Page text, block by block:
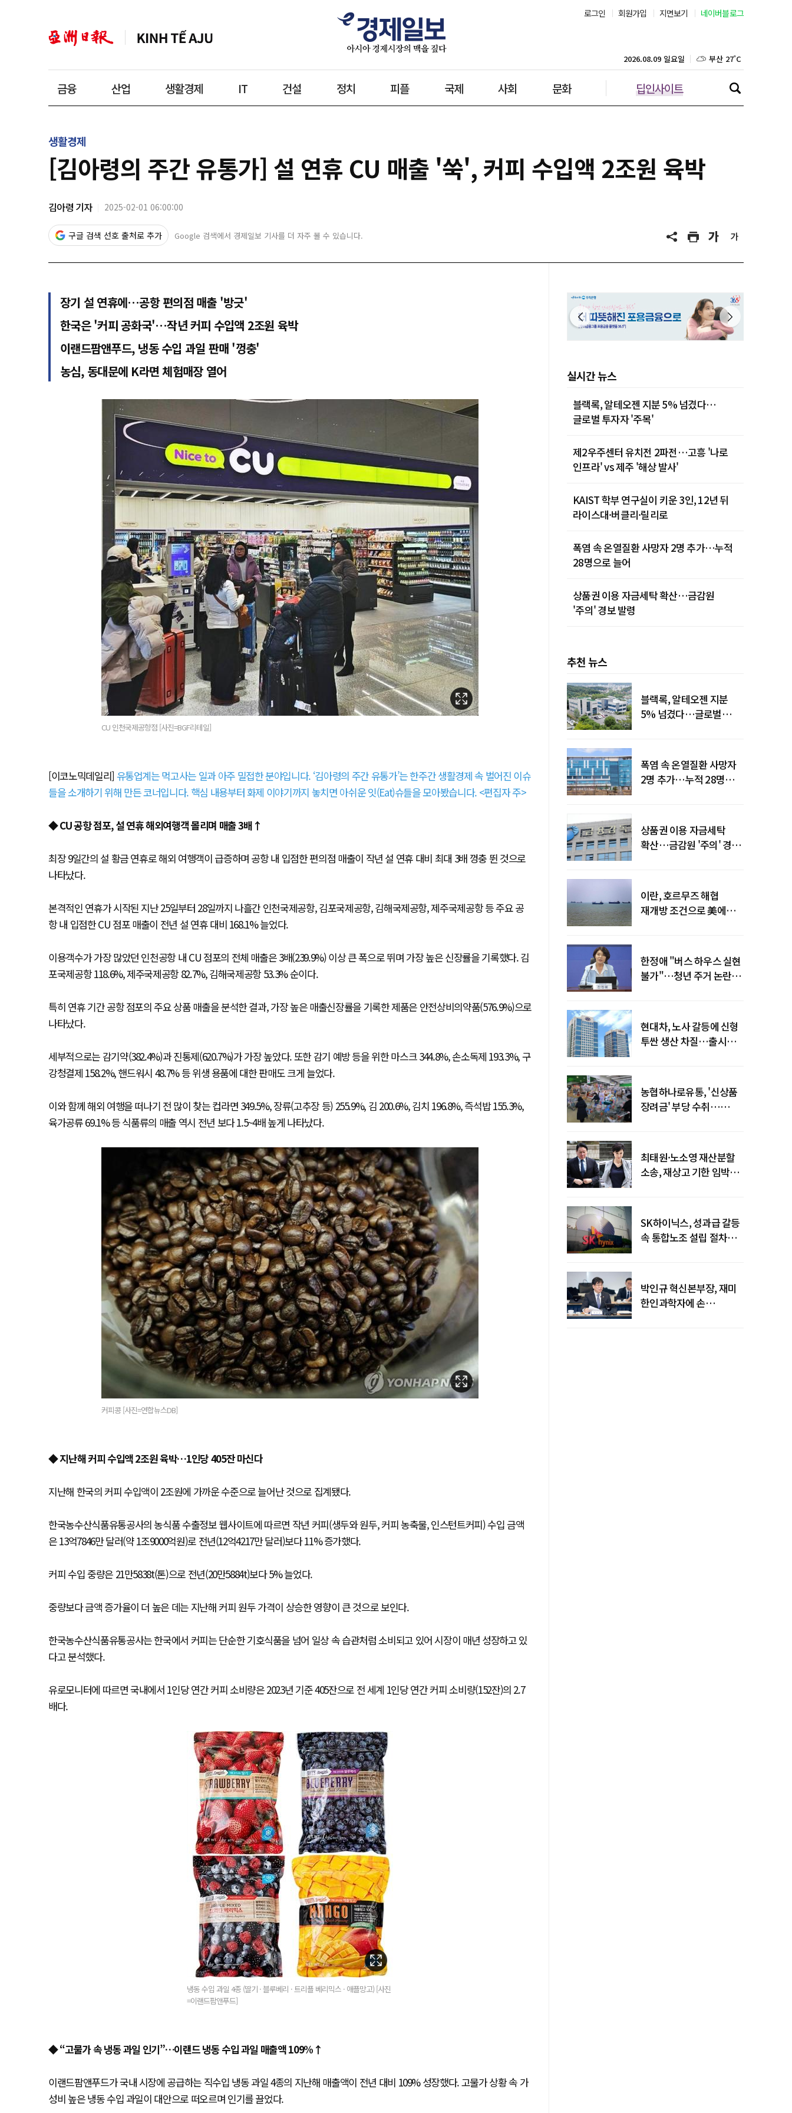
로그인 회원가입 지면보기 네이버블로그
금융 산업 생활경제 IT 건설 정치 피플 국제 사회 문화 딥인사이트
2026.08.09 일요일 대구 26˚C
인천 26˚C
제주 27˚C
생활경제
[김아령의 주간 유통가] 설 연휴 CU 매출 '쑥', 커피 수입액 2조원 육박
김아령 기자 2025-02-01 06:00:00
구글 검색 선호 출처로 추가 Google 검색에서 경제일보 기사를 더 자주 볼 수 있습니다.
장기 설 연휴에…공항 편의점 매출 '방긋'
한국은 '커피 공화국'…작년 커피 수입액 2조원 육박
이랜드팜앤푸드, 냉동 수입 과일 판매 '껑충'
농심, 동대문에 K라면 체험매장 열어
CU 인천국제공항점 [사진=BGF리테일]
[이코노믹데일리] 유통업계는 먹고사는 일과 아주 밀접한 분야입니다. ‘김아령의 주간 유통가’는 한주간 생활경제 속 벌어진 이슈
들을 소개하기 위해 만든 코너입니다. 핵심 내용부터 화제 이야기까지 놓치면 아쉬운 잇(Eat)슈들을 모아봤습니다. <편집자 주>
◆ CU 공항 점포, 설 연휴 해외여행객 몰리며 매출 3배↑
최장 9일간의 설 황금 연휴로 해외 여행객이 급증하며 공항 내 입점한 편의점 매출이 작년 설 연휴 대비 최대 3배 껑충 뛴 것으로
나타났다.
본격적인 연휴가 시작된 지난 25일부터 28일까지 나흘간 인천국제공항, 김포국제공항, 김해국제공항, 제주국제공항 등 주요 공
항 내 입점한 CU 점포 매출이 전년 설 연휴 대비 168.1% 늘었다.
이용객수가 가장 많았던 인천공항 내 CU 점포의 전체 매출은 3배(239.9%) 이상 큰 폭으로 뛰며 가장 높은 신장률을 기록했다. 김
포국제공항 118.6%, 제주국제공항 82.7%, 김해국제공항 53.3% 순이다.
특히 연휴 기간 공항 점포의 주요 상품 매출을 분석한 결과, 가장 높은 매출신장률을 기록한 제품은 안전상비의약품(576.9%)으로
나타났다.
세부적으로는 감기약(382.4%)과 진통제(620.7%)가 가장 높았다. 또한 감기 예방 등을 위한 마스크 344.8%, 손소독제 193.3%, 구
강청결제 158.2%, 핸드워시 48.7% 등 위생 용품에 대한 판매도 크게 늘었다.
이와 함께 해외 여행을 떠나기 전 많이 찾는 컵라면 349.5%, 장류(고추장 등) 255.9%, 김 200.6%, 김치 196.8%, 즉석밥 155.3%,
육가공류 69.1% 등 식품류의 매출 역시 전년 보다 1.5~4배 높게 나타났다.
커피콩 [사진=연합뉴스DB]
◆ 지난해 커피 수입액 2조원 육박…1인당 405잔 마신다
지난해 한국의 커피 수입액이 2조원에 가까운 수준으로 늘어난 것으로 집계됐다.
한국농수산식품유통공사의 농식품 수출정보 웹사이트에 따르면 작년 커피(생두와 원두, 커피 농축물, 인스턴트커피) 수입 금액
은 13억7846만 달러(약 1조9000억원)로 전년(12억4217만 달러)보다 11% 증가했다.
커피 수입 중량은 21만5838t(톤)으로 전년(20만5884t)보다 5% 늘었다.
중량보다 금액 증가율이 더 높은 데는 지난해 커피 원두 가격이 상승한 영향이 큰 것으로 보인다.
한국농수산식품유통공사는 한국에서 커피는 단순한 기호식품을 넘어 일상 속 습관처럼 소비되고 있어 시장이 매년 성장하고 있
다고 분석했다.
유로모니터에 따르면 국내에서 1인당 연간 커피 소비량은 2023년 기준 405잔으로 전 세계 1인당 연간 커피 소비량(152잔)의 2.7
배다.
냉동 수입 과일 4종 (딸기 · 블루베리 · 트리플 베리믹스 · 애플망고) [사진
=이랜드팜앤푸드]
◆ “고물가 속 냉동 과일 인기”…이랜드 냉동 수입 과일 매출액 109%↑
이랜드팜앤푸드가 국내 시장에 공급하는 직수입 냉동 과일 4종의 지난해 매출액이 전년 대비 109% 성장했다. 고물가 상황 속 가
성비 높은 냉동 수입 과일이 대안으로 떠오르며 인기를 끌었다.
실시간 뉴스
블랙록, 알테오젠 지분 5% 넘겼다…
글로벌 투자자 '주목'
제2우주센터 유치전 2파전…고흥 '나로
인프라' vs 제주 '해상 발사'
KAIST 학부 연구실이 키운 3인, 12년 뒤
라이스대·버클리·릴리로
폭염 속 온열질환 사망자 2명 추가…누적
28명으로 늘어
상품권 이용 자금세탁 확산…금감원
'주의' 경보 발령
추천 뉴스
블랙록, 알테오젠 지분
5% 넘겼다…글로벌
폭염 속 온열질환 사망자
2명 추가…누적 28명으로
상품권 이용 자금세탁
확산…금감원 '주의' 경보
이란, 호르무즈 해협
재개방 조건으로 美에
한정애 "버스 하우스 실현
불가"…청년 주거 논란
현대차, 노사 갈등에 신형
투싼 생산 차질…출시
농협하나로유통, '신상품
장려금' 부당 수취…
최태원·노소영 재산분할
소송, 재상고 기한 임박…
SK하이닉스, 성과급 갈등
속 통합노조 설립 절차
박인규 혁신본부장, 재미
한인과학자에 손